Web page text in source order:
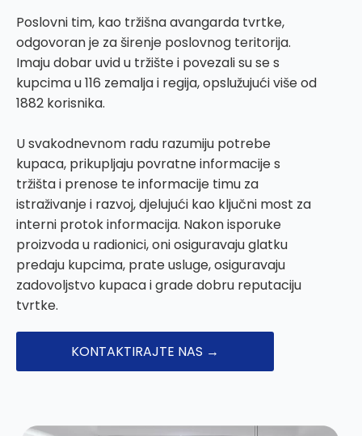
Poslovni tim, kao tržišna avangarda tvrtke,
odgovoran je za širenje poslovnog teritorija.
Imaju dobar uvid u tržište i povezali su se s
kupcima u 116 zemalja i regija, opslužujući više od
1882 korisnika.
U svakodnevnom radu razumiju potrebe
kupaca, prikupljaju povratne informacije s
tržišta i prenose te informacije timu za
istraživanje i razvoj, djelujući kao ključni most za
interni protok informacija. Nakon isporuke
proizvoda u radionici, oni osiguravaju glatku
predaju kupcima, prate usluge, osiguravaju
zadovoljstvo kupaca i grade dobru reputaciju
tvrtke.
KONTAKTIRAJTE NAS →